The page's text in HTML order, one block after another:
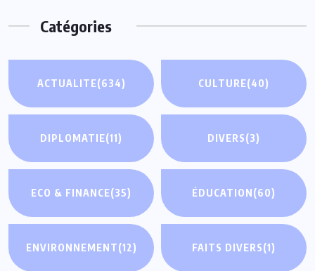
Catégories
ACTUALITE(634) CULTURE(40)
DIPLOMATIE(11) DIVERS(3)
ECO & FINANCE(35) ÉDUCATION(60)
ENVIRONNEMENT(12) FAITS DIVERS(1)